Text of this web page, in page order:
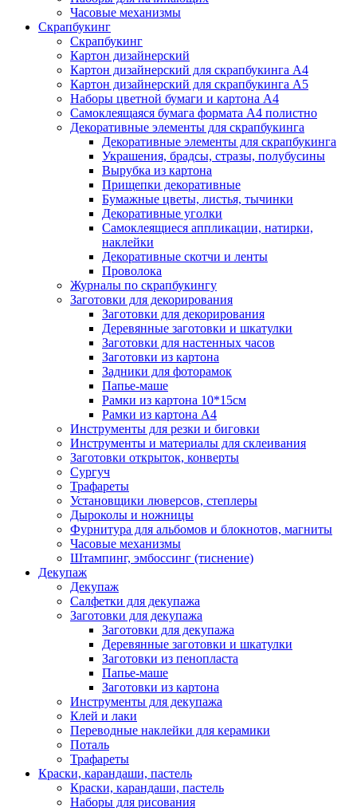
Часовые механизмы
Скрапбукинг
Скрапбукинг
Картон дизайнерский
Картон дизайнерский для скрапбукинга А4
Картон дизайнерский для скрапбукинга А5
Наборы цветной бумаги и картона А4
Самоклеящаяся бумага формата А4 полистно
Декоративные элементы для скрапбукинга
Декоративные элементы для скрапбукинга
Украшения, брадсы, стразы, полубусины
Вырубка из картона
Прищепки декоративные
Бумажные цветы, листья, тычинки
Декоративные уголки
Самоклеящиеся аппликации, натирки,
наклейки
Декоративные скотчи и ленты
Проволока
Журналы по скрапбукингу
Заготовки для декорирования
Заготовки для декорирования
Деревянные заготовки и шкатулки
Заготовки для настенных часов
Заготовки из картона
Задники для фоторамок
Папье-маше
Рамки из картона 10*15см
Рамки из картона А4
Инструменты для резки и биговки
Инструменты и материалы для склеивания
Заготовки открыток, конверты
Сургуч
Трафареты
Установщики люверсов, степлеры
Дыроколы и ножницы
Фурнитура для альбомов и блокнотов, магниты
Часовые механизмы
Штампинг, эмбоссинг (тиснение)
Декупаж
Декупаж
Салфетки для декупажа
Заготовки для декупажа
Заготовки для декупажа
Деревянные заготовки и шкатулки
Заготовки из пенопласта
Папье-маше
Заготовки из картона
Инструменты для декупажа
Клей и лаки
Переводные наклейки для керамики
Поталь
Трафареты
Краски, карандаши, пастель
Краски, карандаши, пастель
Наборы для рисования